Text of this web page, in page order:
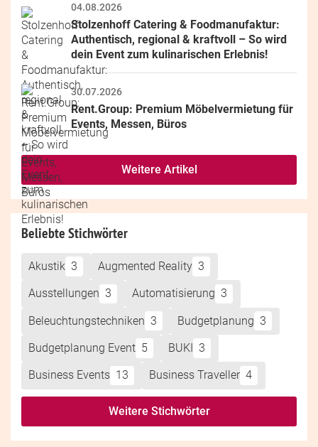
04.08.2026
Stolzenhoff Catering & Foodmanufaktur:
Authentisch, regional & kraftvoll – So wird
dein Event zum kulinarischen Erlebnis!
30.07.2026
Rent.Group: Premium Möbelvermietung für
Events, Messen, Büros
Weitere Artikel
Beliebte Stichwörter
Akustik 3 Augmented Reality 3
Ausstellungen 3 Automatisierung 3
Beleuchtungstechniken 3 Budgetplanung 3
Budgetplanung Event 5 BUKI 3
Business Events 13 Business Traveller 4
Weitere Stichwörter